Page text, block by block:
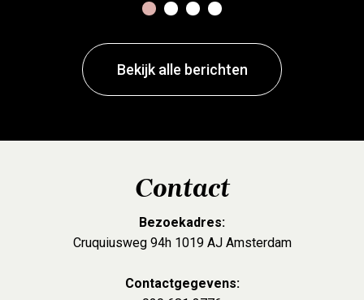
Bekijk alle berichten
Contact
Bezoekadres:
Cruquiusweg 94h 1019 AJ Amsterdam
Contactgegevens: